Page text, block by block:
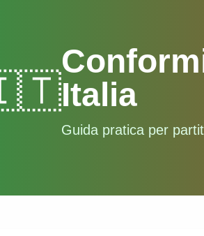
Italia
Guida pratica per